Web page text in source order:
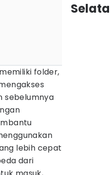
folder,
sebelumnya
lebih cepat
dari